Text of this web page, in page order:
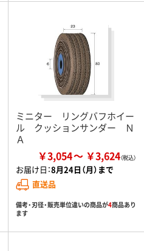
ミニター リングバフホイー
ル クッションサンダー Ｎ
Ａ
￥3,054 ￥3,624
お届け日：8月24日（月）まで
直送品
備考・刃径・販売単位違いの商品が4商品あり
ます